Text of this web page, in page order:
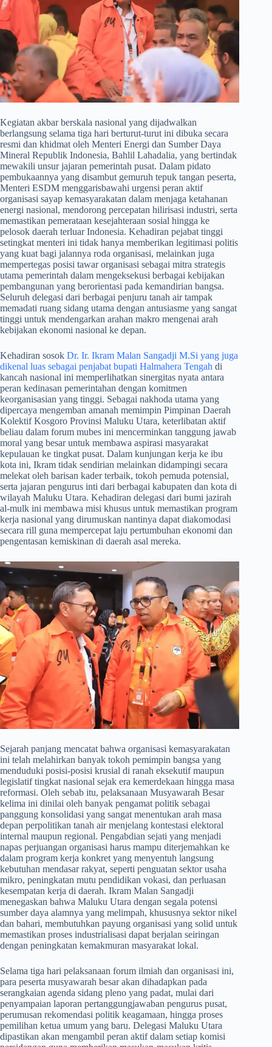
​Kegiatan akbar berskala nasional yang dijadwalkan
berlangsung selama tiga hari berturut-turut ini dibuka secara
resmi dan khidmat oleh Menteri Energi dan Sumber Daya
Mineral Republik Indonesia, Bahlil Lahadalia, yang bertindak
mewakili unsur jajaran pemerintah pusat. Dalam pidato
pembukaannya yang disambut gemuruh tepuk tangan peserta,
Menteri ESDM menggarisbawahi urgensi peran aktif
organisasi sayap kemasyarakatan dalam menjaga ketahanan
energi nasional, mendorong percepatan hilirisasi industri, serta
memastikan pemerataan kesejahteraan sosial hingga ke
pelosok daerah terluar Indonesia. Kehadiran pejabat tinggi
setingkat menteri ini tidak hanya memberikan legitimasi politis
yang kuat bagi jalannya roda organisasi, melainkan juga
mempertegas posisi tawar organisasi sebagai mitra strategis
utama pemerintah dalam mengeksekusi berbagai kebijakan
pembangunan yang berorientasi pada kemandirian bangsa.
Seluruh delegasi dari berbagai penjuru tanah air tampak
memadati ruang sidang utama dengan antusiasme yang sangat
tinggi untuk mendengarkan arahan makro mengenai arah
kebijakan ekonomi nasional ke depan.
​Kehadiran sosok Dr. Ir. Ikram Malan Sangadji M.Si yang juga
dikenal luas sebagai penjabat bupati Halmahera Tengah di
kancah nasional ini memperlihatkan sinergitas nyata antara
peran kedinasan pemerintahan dengan komitmen
keorganisasian yang tinggi. Sebagai nakhoda utama yang
dipercaya mengemban amanah memimpin Pimpinan Daerah
Kolektif Kosgoro Provinsi Maluku Utara, keterlibatan aktif
beliau dalam forum mubes ini mencerminkan tanggung jawab
moral yang besar untuk membawa aspirasi masyarakat
kepulauan ke tingkat pusat. Dalam kunjungan kerja ke ibu
kota ini, Ikram tidak sendirian melainkan didampingi secara
melekat oleh barisan kader terbaik, tokoh pemuda potensial,
serta jajaran pengurus inti dari berbagai kabupaten dan kota di
wilayah Maluku Utara. Kehadiran delegasi dari bumi jazirah
al-mulk ini membawa misi khusus untuk memastikan program
kerja nasional yang dirumuskan nantinya dapat diakomodasi
secara rill guna mempercepat laju pertumbuhan ekonomi dan
pengentasan kemiskinan di daerah asal mereka.
​Sejarah panjang mencatat bahwa organisasi kemasyarakatan
ini telah melahirkan banyak tokoh pemimpin bangsa yang
menduduki posisi-posisi krusial di ranah eksekutif maupun
legislatif tingkat nasional sejak era kemerdekaan hingga masa
reformasi. Oleh sebab itu, pelaksanaan Musyawarah Besar
kelima ini dinilai oleh banyak pengamat politik sebagai
panggung konsolidasi yang sangat menentukan arah masa
depan perpolitikan tanah air menjelang kontestasi elektoral
internal maupun regional. Pengabdian sejati yang menjadi
napas perjuangan organisasi harus mampu diterjemahkan ke
dalam program kerja konkret yang menyentuh langsung
kebutuhan mendasar rakyat, seperti penguatan sektor usaha
mikro, peningkatan mutu pendidikan vokasi, dan perluasan
kesempatan kerja di daerah. Ikram Malan Sangadji
menegaskan bahwa Maluku Utara dengan segala potensi
sumber daya alamnya yang melimpah, khususnya sektor nikel
dan bahari, membutuhkan payung organisasi yang solid untuk
memastikan proses industrialisasi dapat berjalan seiringan
dengan peningkatan kemakmuran masyarakat lokal.
​Selama tiga hari pelaksanaan forum ilmiah dan organisasi ini,
para peserta musyawarah besar akan dihadapkan pada
serangkaian agenda sidang pleno yang padat, mulai dari
penyampaian laporan pertanggungjawaban pengurus pusat,
perumusan rekomendasi politik keagamaan, hingga proses
pemilihan ketua umum yang baru. Delegasi Maluku Utara
dipastikan akan mengambil peran aktif dalam setiap komisi